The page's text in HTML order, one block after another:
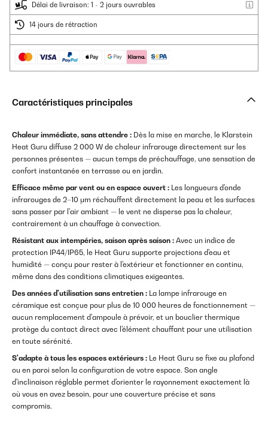
Délai de livraison: 1 - 2 jours ouvrables
14 jours de rétraction
Caractéristiques principales
Chaleur immédiate, sans attendre : Dès la mise en marche, le Klarstein
Heat Guru diffuse 2 000 W de chaleur infrarouge directement sur les
personnes présentes — aucun temps de préchauffage, une sensation de
confort instantanée en terrasse ou en jardin.
Efficace même par vent ou en espace ouvert : Les longueurs d'onde
infrarouges de 2–10 μm réchauffent directement la peau et les surfaces
sans passer par l'air ambiant — le vent ne disperse pas la chaleur,
contrairement à un chauffage à convection.
Résistant aux intempéries, saison après saison : Avec un indice de
protection IP44/IP65, le Heat Guru supporte projections d'eau et
humidité — conçu pour rester à l'extérieur et fonctionner en continu,
même dans des conditions climatiques exigeantes.
Des années d'utilisation sans entretien : La lampe infrarouge en
céramique est conçue pour plus de 10 000 heures de fonctionnement —
aucun remplacement d'ampoule à prévoir, et un bouclier thermique
protège du contact direct avec l'élément chauffant pour une utilisation
en toute sérénité.
S'adapte à tous les espaces extérieurs : Le Heat Guru se fixe au plafond
ou en paroi selon la configuration de votre espace. Son angle
d'inclinaison réglable permet d'orienter le rayonnement exactement là
où vous en avez besoin, pour une couverture précise et sans
compromis.